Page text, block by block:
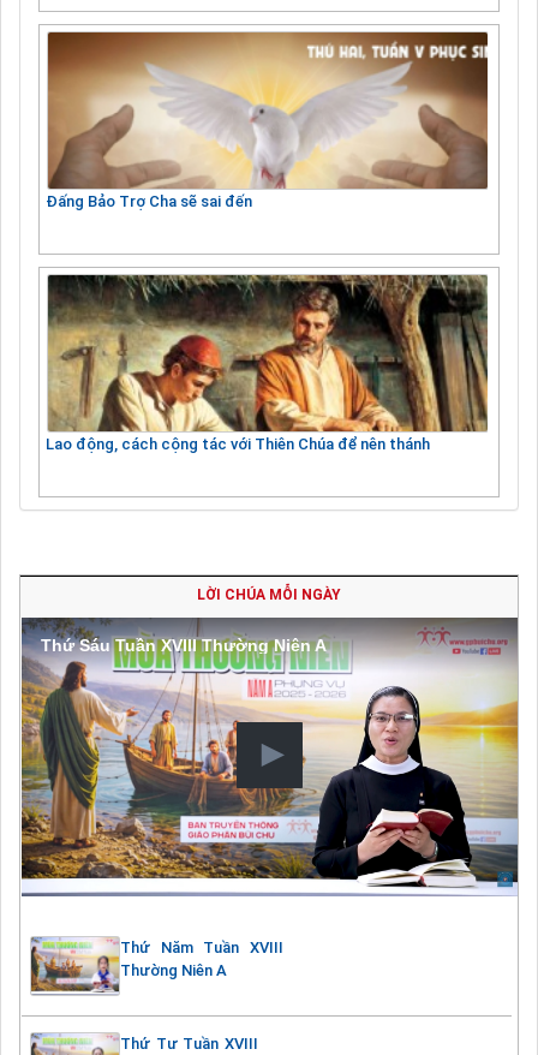
Đấng Bảo Trợ Cha sẽ sai đến
Lao động, cách cộng tác với Thiên Chúa để nên thánh
LỜI CHÚA MỖI NGÀY
Thứ Sáu Tuần XVIII Thường Niên A
Thứ Năm Tuần XVIII
Thường Niên A
Thứ Tư Tuần XVIII